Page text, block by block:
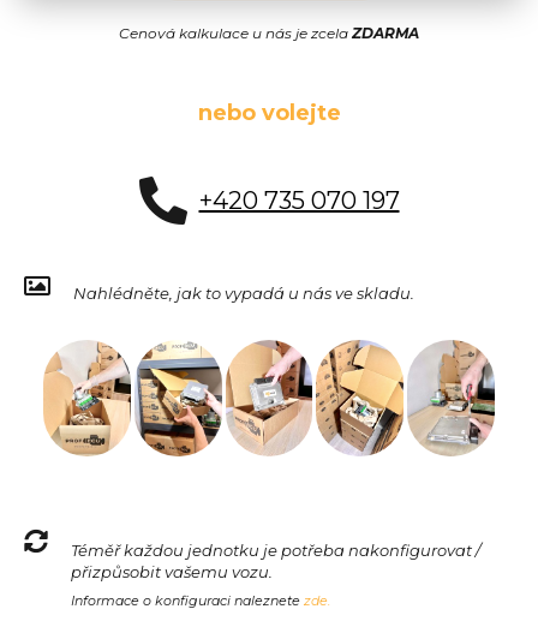
Cenová kalkulace u nás je zcelaZDARMA
nebo volejte
+420 735 070 197
Nahlédněte, jak to vypadá u nás ve skladu.
Téměř každou jednotku je potřeba nakonfigurovat /
přizpůsobit vašemu vozu.
Informace o konfiguraci naleznete zde.